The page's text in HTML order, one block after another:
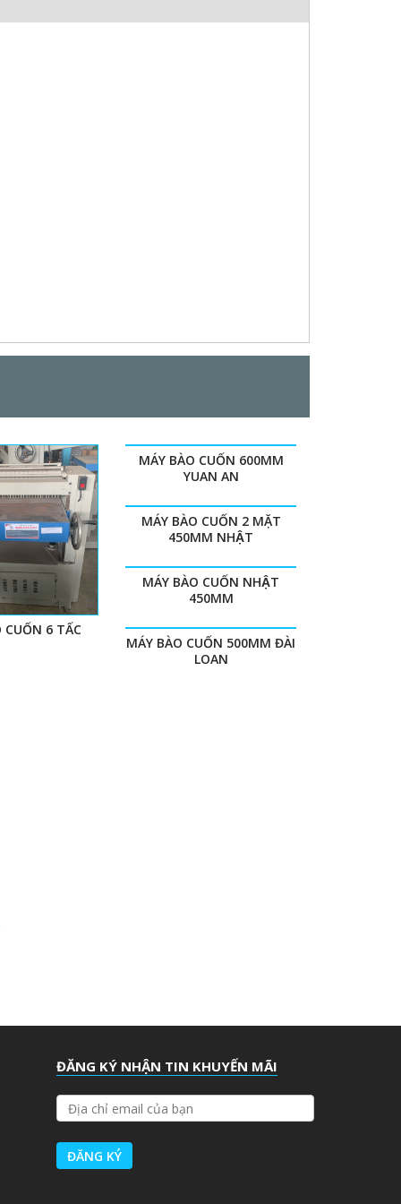
CUỐN 6 TẤC
MÁY BÀO CUỐN 600MM
YUAN AN
MÁY BÀO CUỐN 2 MẶT
450MM NHẬT
MÁY BÀO CUỐN NHẬT
450MM
MÁY BÀO CUỐN 500MM ĐÀI
LOAN
ĐĂNG KÝ NHẬN TIN KHUYẾN MÃI
Ị
A